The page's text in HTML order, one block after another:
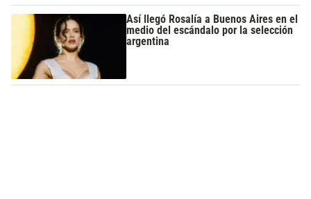
Así llegó Rosalía a Buenos Aires en el
medio del escándalo por la selección
argentina